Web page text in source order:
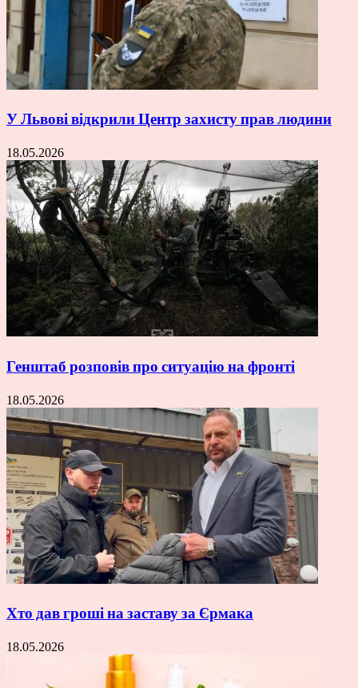
У Львові відкрили Центр захисту прав людини
18.05.2026
Генштаб розповів про ситуацію на фронті
18.05.2026
Хто дав гроші на заставу за Єрмака
18.05.2026